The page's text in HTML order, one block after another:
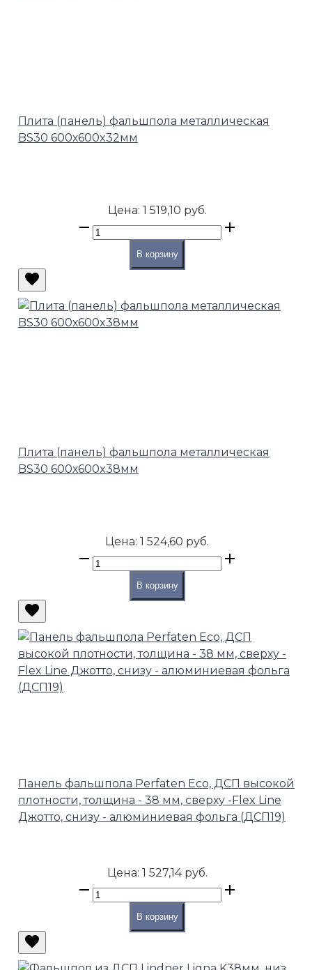
Плита (панель) фальшпола металлическая
BS30 600х600x32мм
Цена: 1 519,10 руб.
В корзину
Плита (панель) фальшпола металлическая
BS30 600х600x38мм
Цена: 1 524,60 руб.
В корзину
Панель фальшпола Perfaten Eco, ДСП высокой
плотности, толщина - 38 мм, сверху -Flex Line
Джотто, снизу - алюминиевая фольга (ДСП19)
Цена: 1 527,14 руб.
В корзину